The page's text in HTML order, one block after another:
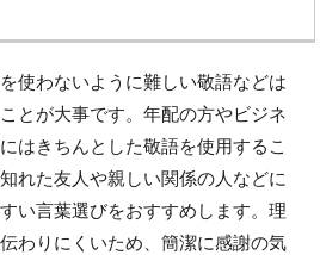
使わないように難しい敬語などは
とが大事です。年配の方やビジネ
はきちんとした敬語を使用するこ
れた友人や親しい関係の人などに
い言葉選びをおすすめします。理
わりにくいため、簡潔に感謝の気